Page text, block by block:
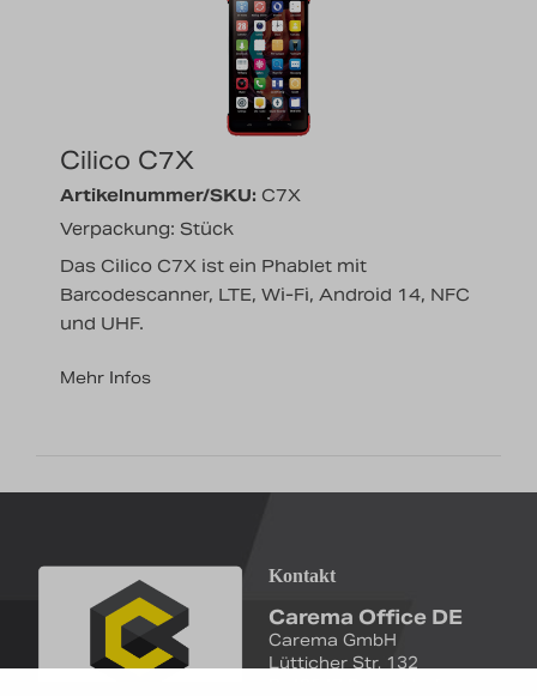
Cilico C7X
Artikelnummer/SKU: C7X
Verpackung: Stück
Das Cilico C7X ist ein Phablet mit
Barcodescanner, LTE, Wi-Fi, Android 14, NFC
und UHF.
Mehr Infos
Kontakt
Carema Office DE
Carema GmbH
Lütticher Str. 132